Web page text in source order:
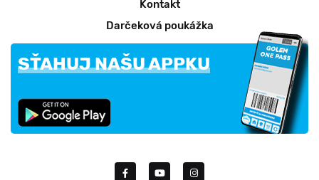
Kontakt
Darčeková poukážka
SŤAHUJ NAŠU APPKU